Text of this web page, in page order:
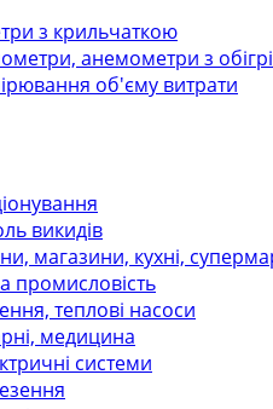
з крильчаткою
анемометри з
об'єму витрати
викидів
магазини, кухні,
промисловість
теплові насоси
медицина
системи